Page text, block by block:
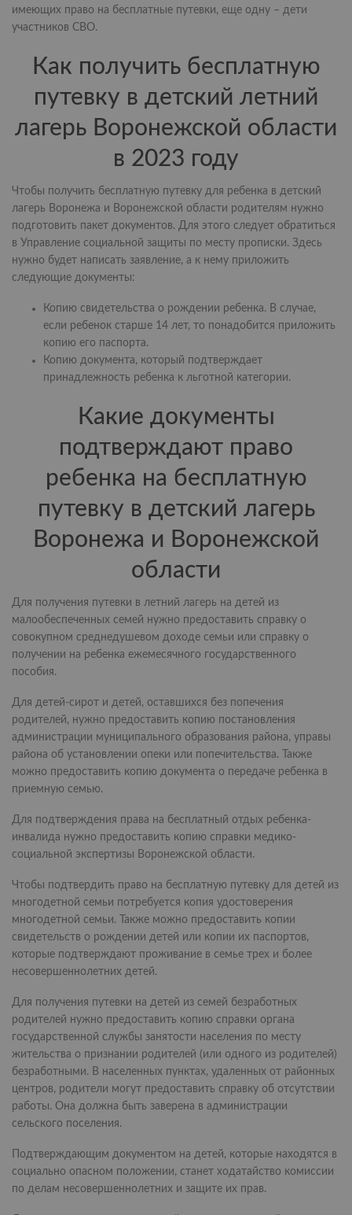
имеющих право на бесплатные путевки, еще одну – дети
участников СВО.
Как получить бесплатную
путевку в детский летний
лагерь Воронежской области
в 2023 году
Чтобы получить бесплатную путевку для ребенка в детский
лагерь Воронежа и Воронежской области родителям нужно
подготовить пакет документов. Для этого следует обратиться
в Управление социальной защиты по месту прописки. Здесь
нужно будет написать заявление, а к нему приложить
следующие документы:
Копию свидетельства о рождении ребенка. В случае,
если ребенок старше 14 лет, то понадобится приложить
копию его паспорта.
Копию документа, который подтверждает
принадлежность ребенка к льготной категории.
Какие документы
подтверждают право
ребенка на бесплатную
путевку в детский лагерь
Воронежа и Воронежской
области
Для получения путевки в летний лагерь на детей из
малообеспеченных семей нужно предоставить справку о
совокупном среднедушевом доходе семьи или справку о
получении на ребенка ежемесячного государственного
пособия.
Для детей-сирот и детей, оставшихся без попечения
родителей, нужно предоставить копию постановления
администрации муниципального образования района, управы
района об установлении опеки или попечительства. Также
можно предоставить копию документа о передаче ребенка в
приемную семью.
Для подтверждения права на бесплатный отдых ребенка-
инвалида нужно предоставить копию справки медико-
социальной экспертизы Воронежской области.
Чтобы подтвердить право на бесплатную путевку для детей из
многодетной семьи потребуется копия удостоверения
многодетной семьи. Также можно предоставить копии
свидетельств о рождении детей или копии их паспортов,
которые подтверждают проживание в семье трех и более
несовершеннолетних детей.
Для получения путевки на детей из семей безработных
родителей нужно предоставить копию справки органа
государственной службы занятости населения по месту
жительства о признании родителей (или одного из родителей)
безработными. В населенных пунктах, удаленных от районных
центров, родители могут предоставить справку об отсутствии
работы. Она должна быть заверена в администрации
сельского поселения.
Подтверждающим документом на детей, которые находятся в
социально опасном положении, станет ходатайство комиссии
по делам несовершеннолетних и защите их прав.